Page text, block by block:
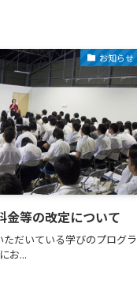
お知らせ
等の改定について
だいている学びのプログラ
お...